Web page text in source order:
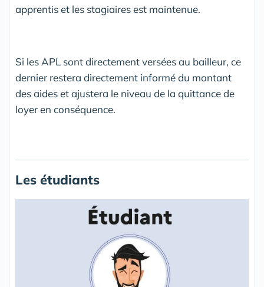
apprentis et les stagiaires est maintenue.
Si les APL sont directement versées au bailleur, ce
dernier restera directement informé du montant
des aides et ajustera le niveau de la quittance de
loyer en conséquence.
Les étudiants